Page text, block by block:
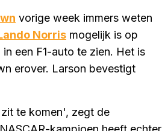
vorige week immers weten
Norris mogelijk is op
een F1-auto te zien. Het is
erover. Larson bevestigt
te komen', zegt de